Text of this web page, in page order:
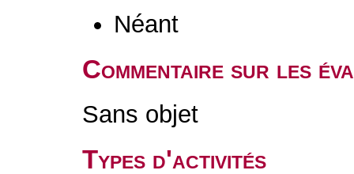
Néant
Commentaire sur les
Sans objet
Types d'activités